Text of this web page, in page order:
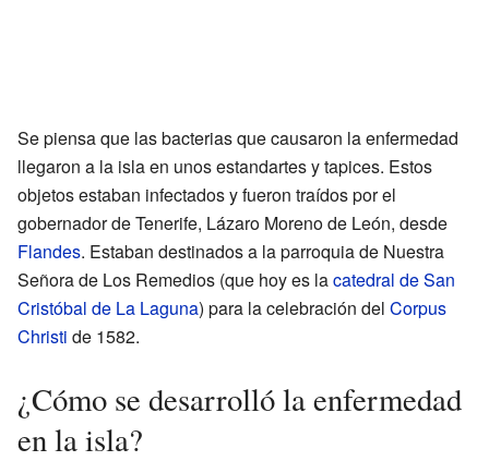
Se piensa que las bacterias que causaron la enfermedad
llegaron a la isla en unos estandartes y tapices. Estos
objetos estaban infectados y fueron traídos por el
gobernador de Tenerife, Lázaro Moreno de León, desde
Flandes. Estaban destinados a la parroquia de Nuestra
Señora de Los Remedios (que hoy es lacatedral de San
Cristóbal de La Laguna) para la celebración del Corpus
Christi de 1582.
¿Cómo se desarrolló la enfermedad
en la isla?